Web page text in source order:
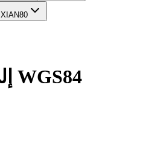
XIAN80
محول UTM إلى WGS84